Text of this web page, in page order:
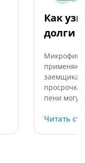
Как
долги
применяют
пени
Читать